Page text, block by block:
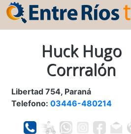
Huck Hugo
Corrralón
Libertad 754, Paraná
Telefono: 03446-480214